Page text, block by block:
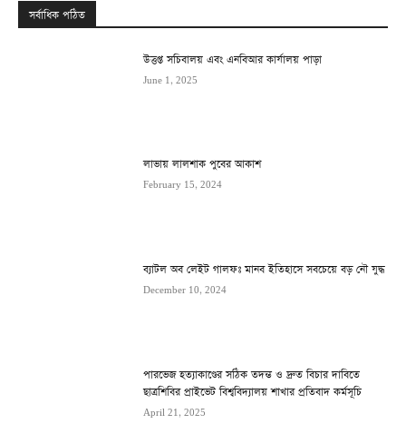
সর্বাধিক পঠিত
উত্তপ্ত সচিবালয় এবং এনবিআর কার্যালয় পাড়া
June 1, 2025
লাভায় লালশাক পুবের আকাশ
February 15, 2024
ব্যাটল অব লেইট গালফঃ মানব ইতিহাসে সবচেয়ে বড় নৌ যুদ্ধ
December 10, 2024
পারভেজ হত্যাকাণ্ডের সঠিক তদন্ত ও দ্রুত বিচার দাবিতে
ছাত্রশিবির প্রাইভেট বিশ্ববিদ্যালয় শাখার প্রতিবাদ কর্মসূচি
April 21, 2025